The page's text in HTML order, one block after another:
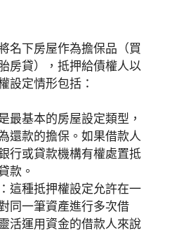
名下房屋作為擔保品（買
房貸），抵押給債權人以
設定情形包括：
最基本的房屋設定類型，
還款的擔保。如果借款人
行或貸款機構有權處置抵
款。
：這種抵押權設定允許在一
同一筆資產進行多次借
活運用資金的借款人來說